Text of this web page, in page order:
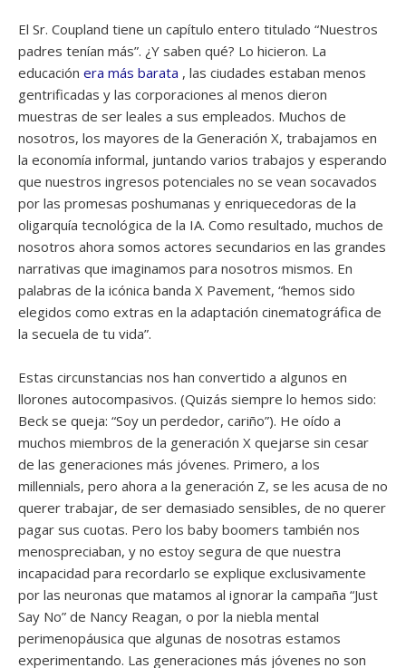
El Sr. Coupland tiene un capítulo entero titulado “Nuestros
padres tenían más”. ¿Y saben qué? Lo hicieron. La
educación era más barata , las ciudades estaban menos
gentrificadas y las corporaciones al menos dieron
muestras de ser leales a sus empleados. Muchos de
nosotros, los mayores de la Generación X, trabajamos en
la economía informal, juntando varios trabajos y esperando
que nuestros ingresos potenciales no se vean socavados
por las promesas poshumanas y enriquecedoras de la
oligarquía tecnológica de la IA. Como resultado, muchos de
nosotros ahora somos actores secundarios en las grandes
narrativas que imaginamos para nosotros mismos. En
palabras de la icónica banda X Pavement, “hemos sido
elegidos como extras en la adaptación cinematográfica de
la secuela de tu vida”.
Estas circunstancias nos han convertido a algunos en
llorones autocompasivos. (Quizás siempre lo hemos sido:
Beck se queja: “Soy un perdedor, cariño”). He oído a
muchos miembros de la generación X quejarse sin cesar
de las generaciones más jóvenes. Primero, a los
millennials, pero ahora a la generación Z, se les acusa de no
querer trabajar, de ser demasiado sensibles, de no querer
pagar sus cuotas. Pero los baby boomers también nos
menospreciaban, y no estoy segura de que nuestra
incapacidad para recordarlo se explique exclusivamente
por las neuronas que matamos al ignorar la campaña “Just
Say No” de Nancy Reagan, o por la niebla mental
perimenopáusica que algunas de nosotras estamos
experimentando. Las generaciones más jóvenes no son